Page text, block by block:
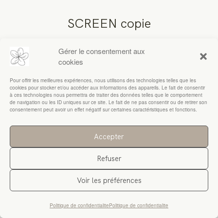
Gérer le consentement aux
cookies
Pour offrir les meilleures expériences, nous utilisons des technologies telles que les
cookies pour stocker et/ou accéder aux informations des appareils. Le fait de consentir
à ces technologies nous permettra de traiter des données telles que le comportement
de navigation ou les ID uniques sur ce site. Le fait de ne pas consentir ou de retirer son
consentement peut avoir un effet négatif sur certaines caractéristiques et fonctions.
Accepter
Refuser
Voir les préférences
Politique de confidentialitePolitique de confidentialite
RESSOURCES
SCREEN copie